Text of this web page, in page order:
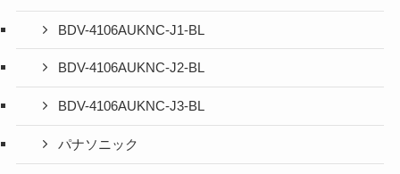
BDV-4106AUKNC-J1-BL
BDV-4106AUKNC-J2-BL
BDV-4106AUKNC-J3-BL
パナソニック